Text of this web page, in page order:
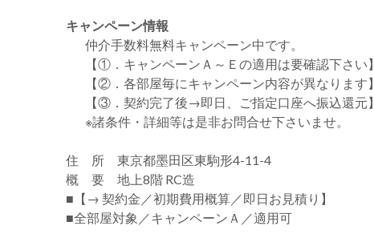
キャンペーン情報
仲介手数料無料キャンペーン中です。
【①．キャンペーンＡ～Ｅの適用は要確認下さい】
【②．各部屋毎にキャンペーン内容が異なります】
【③．契約完了後→即日、ご指定口座へ振込還元】
※諸条件・詳細等は是非お問合せ下さいませ。
住 所 東京都墨田区東駒形4-11-4
概 要 地上8階 RC造
■【→ 契約金／初期費用概算／即日お見積り】
■全部屋対象／キャンペーンＡ／適用可